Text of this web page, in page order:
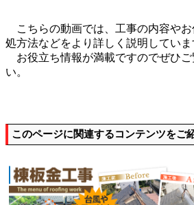
こちらの動画では、工事の内容や
処方法などをより詳しく説明していま
お役立ち情報が満載ですのでぜひご
い。
このページに関連するコンテンツをご